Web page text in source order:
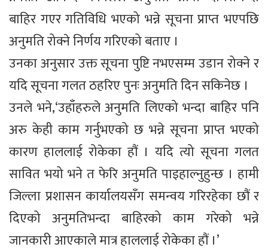
बाहिर गएर गतिविधि भएको भन्ने सूचना प्राप्त भएपछि
अनुमति रोक्ने निर्णय गरिएको बताए ।
उनका अनुसार उक्त सूचना पुष्टि नभएसम्म उडान रोक्ने र
यदि सूचना गलत ठहरिए पुनः अनुमति दिन सकिनेछ ।
उनले भने,‘उहाँहरुले अनुमति लिएको भन्दा बाहिर पनि
अरु केही काम गर्नुभएको छ भन्ने सूचना प्राप्त भएको
कारण हाललाई रोकेका हौं । यदि त्यो सूचना गलत
सावित भयो भने त फेरि अनुमति पाइहाल्नुहुन्छ । हामी
जिल्ला प्रशासन कार्यालयसँग समन्वय गरिरहेका छौं र
दिएको अनुमतिभन्दा बाहिरको काम गरेको भन्ने
जानकारी आएकाले मात्र हाललाई रोकेका हौं ।’